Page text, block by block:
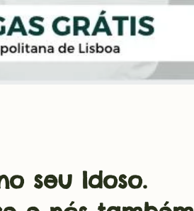
seu Idoso.